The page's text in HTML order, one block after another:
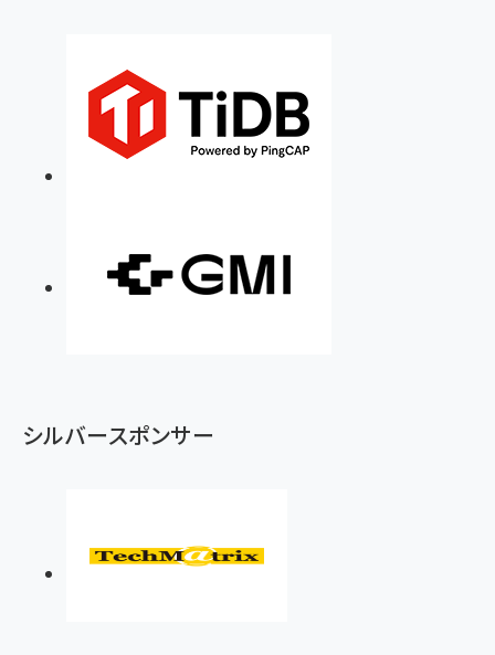
シルバースポンサー